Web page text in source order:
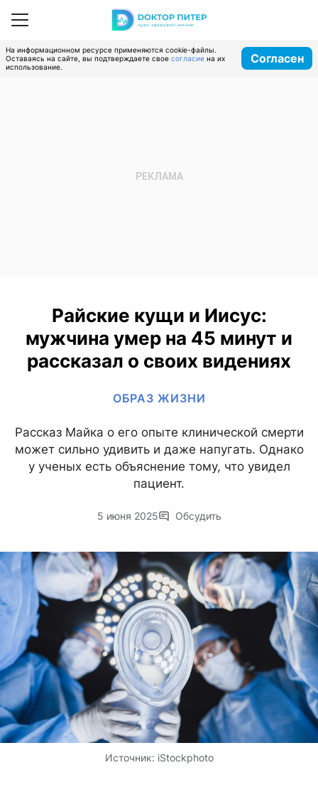
На информационном ресурсе применяются cookie-файлы.
Оставаясь на сайте, вы подтверждаете свое согласие на их
использование.
Согласен
Райские кущи и Иисус:
мужчина умер на 45 минут и
рассказал о своих видениях
ОБРАЗ ЖИЗНИ
Рассказ Майка о его опыте клинической смерти
может сильно удивить и даже напугать. Однако
у ученых есть объяснение тому, что увидел
пациент.
5 июня 2025 Обсудить
Источник: iStockphoto